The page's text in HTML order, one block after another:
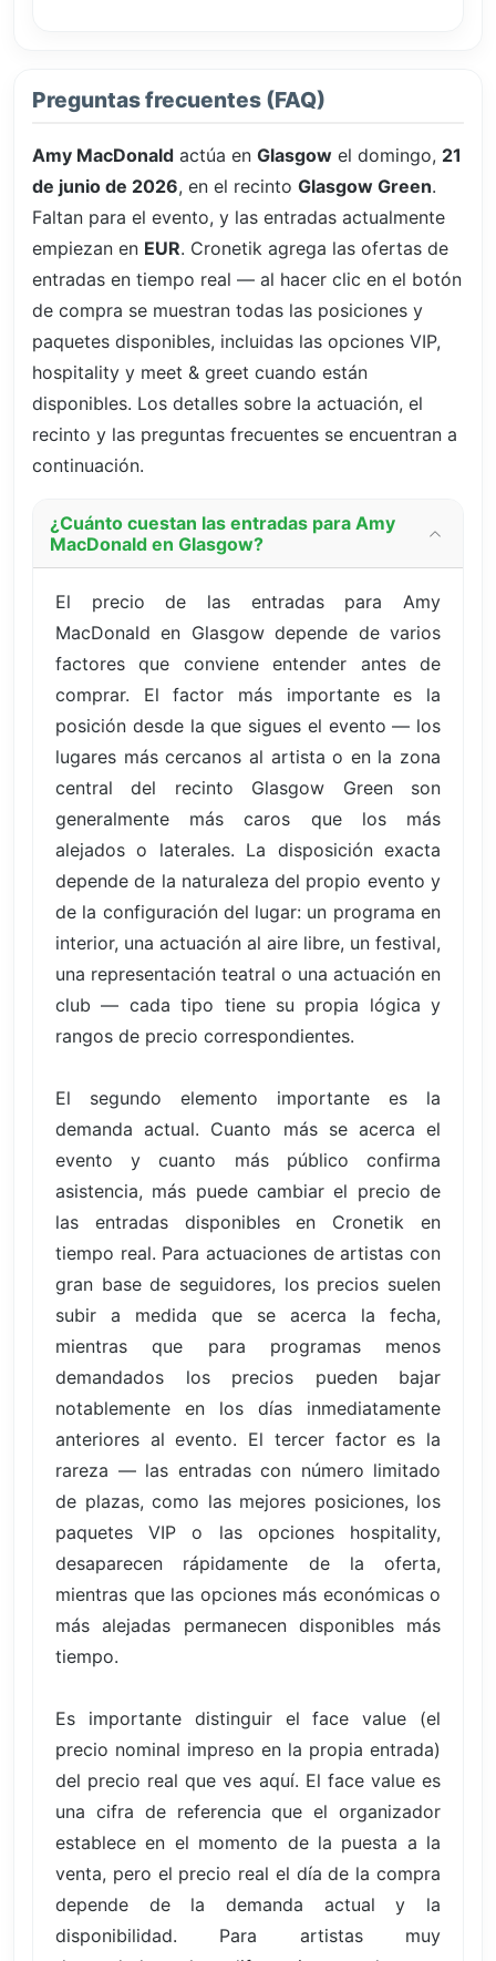
Preguntas frecuentes (FAQ)
Amy MacDonald actúa en Glasgow el domingo, 21
de junio de 2026, en el recinto Glasgow Green.
Faltan para el evento, y las entradas actualmente
empiezan en EUR. Cronetik agrega las ofertas de
entradas en tiempo real — al hacer clic en el botón
de compra se muestran todas las posiciones y
paquetes disponibles, incluidas las opciones VIP,
hospitality y meet & greet cuando están
disponibles. Los detalles sobre la actuación, el
recinto y las preguntas frecuentes se encuentran a
continuación.
¿Cuánto cuestan las entradas para Amy
MacDonald en Glasgow?
El precio de las entradas para Amy
MacDonald en Glasgow depende de varios
factores que conviene entender antes de
comprar. El factor más importante es la
posición desde la que sigues el evento — los
lugares más cercanos al artista o en la zona
central del recinto Glasgow Green son
generalmente más caros que los más
alejados o laterales. La disposición exacta
depende de la naturaleza del propio evento y
de la configuración del lugar: un programa en
interior, una actuación al aire libre, un festival,
una representación teatral o una actuación en
club — cada tipo tiene su propia lógica y
rangos de precio correspondientes.
El segundo elemento importante es la
demanda actual. Cuanto más se acerca el
evento y cuanto más público confirma
asistencia, más puede cambiar el precio de
las entradas disponibles en Cronetik en
tiempo real. Para actuaciones de artistas con
gran base de seguidores, los precios suelen
subir a medida que se acerca la fecha,
mientras que para programas menos
demandados los precios pueden bajar
notablemente en los días inmediatamente
anteriores al evento. El tercer factor es la
rareza — las entradas con número limitado
de plazas, como las mejores posiciones, los
paquetes VIP o las opciones hospitality,
desaparecen rápidamente de la oferta,
mientras que las opciones más económicas o
más alejadas permanecen disponibles más
tiempo.
Es importante distinguir el face value (el
precio nominal impreso en la propia entrada)
del precio real que ves aquí. El face value es
una cifra de referencia que el organizador
establece en el momento de la puesta a la
venta, pero el precio real el día de la compra
depende de la demanda actual y la
disponibilidad. Para artistas muy